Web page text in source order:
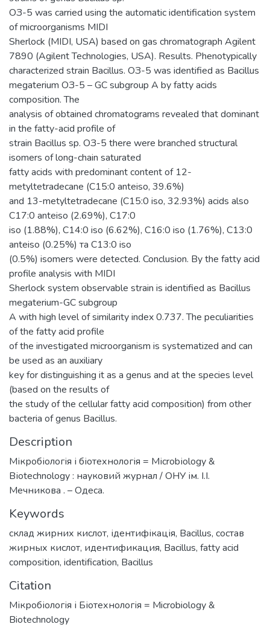
ОЗ-5 was carried using the automatic identification system
of microorganisms MIDI
Sherlock (MIDI, USA) based on gas chromatograph Agilent
7890 (Agilent Technologies, USA). Results. Phenotypically
characterized strain Bacillus. ОЗ-5 was identified as Bacillus
megaterium ОЗ-5 – GC subgroup A by fatty acids
composition. The
analysis of obtained chromatograms revealed that dominant
in the fatty-acid profile of
strain Bacillus sp. ОЗ-5 there were branched structural
isomers of long-chain saturated
fatty acids with predominant content of 12-
metyltetradecane (C15:0 anteiso, 39.6%)
and 13-metyltetradecane (C15:0 iso, 32.93%) acids also
С17:0 аnteiso (2.69%), С17:0
iso (1.88%), С14:0 iso (6.62%), С16:0 iso (1.76%), С13:0
аnteiso (0.25%) та С13:0 iso
(0.5%) isomers were detected. Conclusion. By the fatty acid
profile analysis with MIDI
Sherlock system observable strain is identified as Bacillus
megaterium-GC subgroup
A with high level of similarity index 0.737. The peculiarities
of the fatty acid profile
of the investigated microorganism is systematized and can
be used as an auxiliary
key for distinguishing it as a genus and at the species level
(based on the results of
the study of the cellular fatty acid composition) from other
bacteria of genus Bacillus.
Description
Мікробіологія і біотехнологія = Mіcrobіology &
Bіotechnology : науковий журнал / ОНУ ім. І.І.
Мечникова . – Одеса.
Keywords
склад жирних кислот, ідентифікація, Bacillus, состав
жирных кислот, идентификация, Bacillus, fatty acid
composition, identification, Bacillus
Citation
Мікробіологія і Біотехнологія = Microbiology &
Biotechnology